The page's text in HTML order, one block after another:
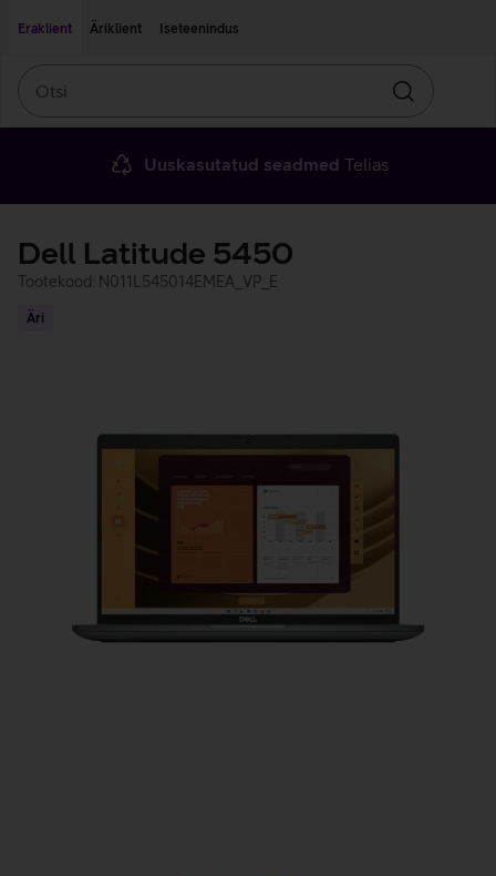
Eraklient
Äriklient Iseteenindus
Otsin
Uuskasutatud seadmed Telias
Dell Latitude 5450
Tootekood: N011L545014EMEA_VP_E
Äri